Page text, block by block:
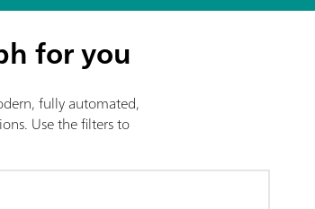
for you
fully automated,
Use the filters to